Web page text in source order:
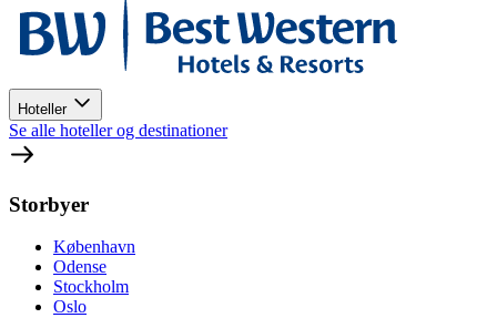
Hoteller
Se alle hoteller og destinationer
Storbyer
København
Odense
Stockholm
Oslo